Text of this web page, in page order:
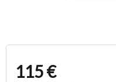
115 €